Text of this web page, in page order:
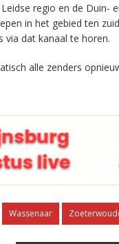
regio en de Duin-
in het gebied ten
via dat kanaal te horen.
alle zenders
Wassenaar